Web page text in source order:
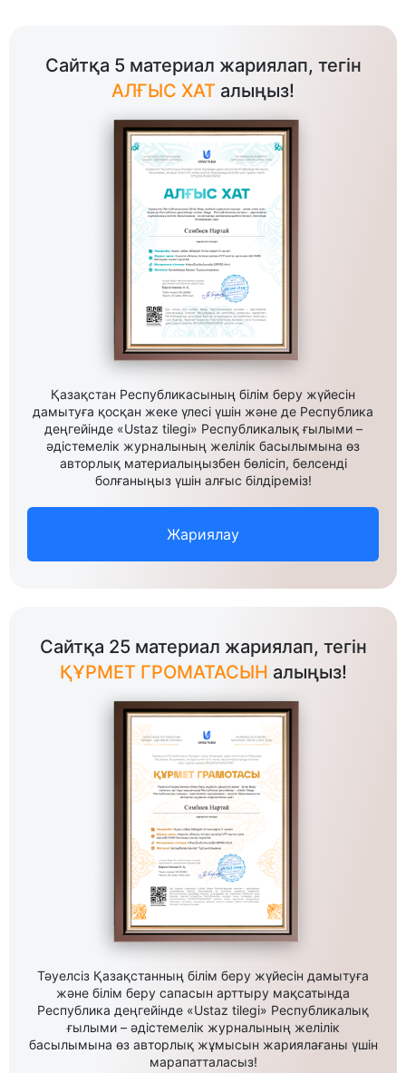
Сайтқа 5 материал жариялап, тегін
АЛҒЫС ХАТ алыңыз!
Қазақстан Республикасының білім беру жүйесін
дамытуға қосқан жеке үлесі үшін және де Республика
деңгейінде «Ustaz tilegi» Республикалық ғылыми –
әдістемелік журналының желілік басылымына өз
авторлық материалыңызбен бөлісіп, белсенді
болғаныңыз үшін алғыс білдіреміз!
Жариялау
Сайтқа 25 материал жариялап, тегін
ҚҰРМЕТ ГРОМАТАСЫН алыңыз!
Тәуелсіз Қазақстанның білім беру жүйесін дамытуға
және білім беру сапасын арттыру мақсатында
Республика деңгейінде «Ustaz tilegi» Республикалық
ғылыми – әдістемелік журналының желілік
басылымына өз авторлық жұмысын жариялағаны үшін
марапатталасыз!